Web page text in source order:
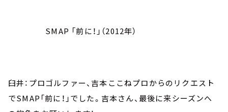
SMAP 「前に！」（2012年）
臼井：プロゴルファー、吉本ここねプロからのリクエスト
でSMAP「前に！」でした。吉本さん、最後に来シーズンへ